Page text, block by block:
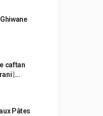
caftan
|...
Pâtes